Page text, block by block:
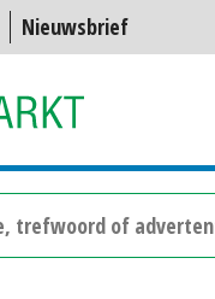
Nieuwsbrief